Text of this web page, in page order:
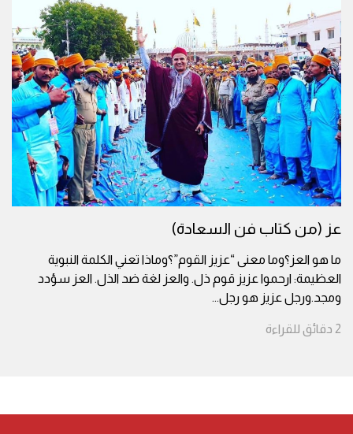
عز (من كتاب فن السعادة)
ما هو العز؟وما معنى “عزيز القوم”؟وماذا تعني الكلمة النبوية
العظيمة: ارحموا عزيز قوم ذل. والعز لغة ضد الذل. العز سؤدد
ومجد.ورجل عزيز هو رجل...
2 دقائق للقراءة